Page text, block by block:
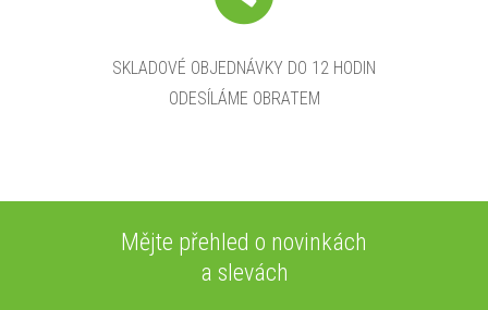
SKLADOVÉ OBJEDNÁVKY DO 12 HODIN
ODESÍLÁME OBRATEM
Mějte přehled o novinkách
a slevách